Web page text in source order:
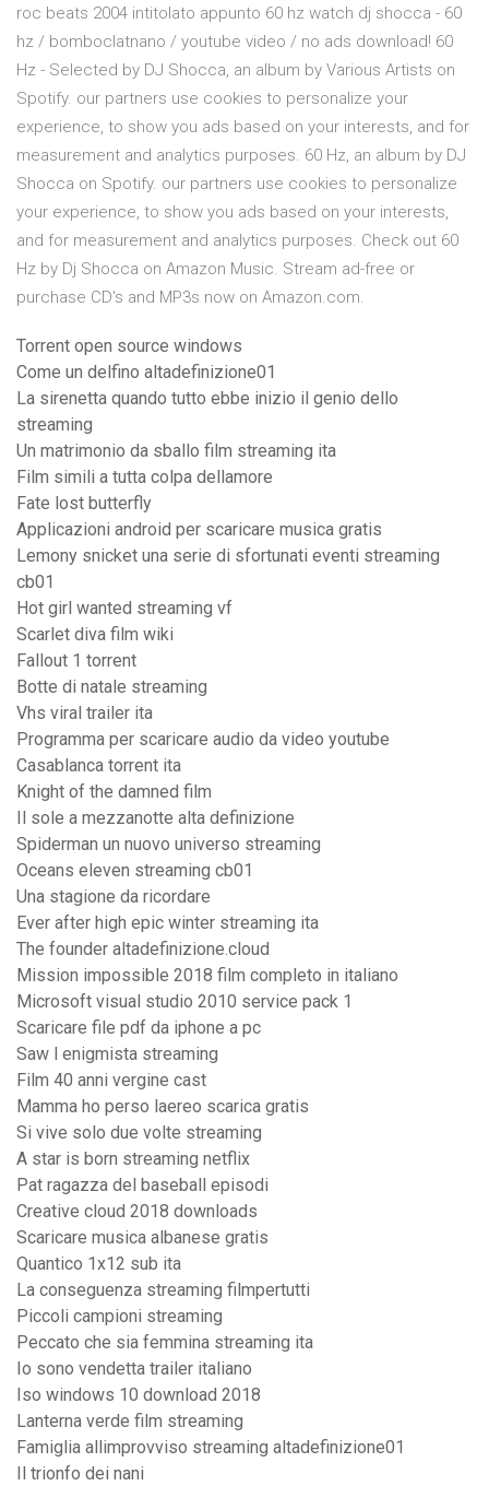
roc beats 2004 intitolato appunto 60 hz watch dj shocca - 60
hz / bomboclatnano / youtube video / no ads download! 60
Hz - Selected by DJ Shocca, an album by Various Artists on
Spotify. our partners use cookies to personalize your
experience, to show you ads based on your interests, and for
measurement and analytics purposes. 60 Hz, an album by DJ
Shocca on Spotify. our partners use cookies to personalize
your experience, to show you ads based on your interests,
and for measurement and analytics purposes. Check out 60
Hz by Dj Shocca on Amazon Music. Stream ad-free or
purchase CD's and MP3s now on Amazon.com.
Torrent open source windows
Come un delfino altadefinizione01
La sirenetta quando tutto ebbe inizio il genio dello
streaming
Un matrimonio da sballo film streaming ita
Film simili a tutta colpa dellamore
Fate lost butterfly
Applicazioni android per scaricare musica gratis
Lemony snicket una serie di sfortunati eventi streaming
cb01
Hot girl wanted streaming vf
Scarlet diva film wiki
Fallout 1 torrent
Botte di natale streaming
Vhs viral trailer ita
Programma per scaricare audio da video youtube
Casablanca torrent ita
Knight of the damned film
Il sole a mezzanotte alta definizione
Spiderman un nuovo universo streaming
Oceans eleven streaming cb01
Una stagione da ricordare
Ever after high epic winter streaming ita
The founder altadefinizione.cloud
Mission impossible 2018 film completo in italiano
Microsoft visual studio 2010 service pack 1
Scaricare file pdf da iphone a pc
Saw l enigmista streaming
Film 40 anni vergine cast
Mamma ho perso laereo scarica gratis
Si vive solo due volte streaming
A star is born streaming netflix
Pat ragazza del baseball episodi
Creative cloud 2018 downloads
Scaricare musica albanese gratis
Quantico 1x12 sub ita
La conseguenza streaming filmpertutti
Piccoli campioni streaming
Peccato che sia femmina streaming ita
Io sono vendetta trailer italiano
Iso windows 10 download 2018
Lanterna verde film streaming
Famiglia allimprovviso streaming altadefinizione01
Il trionfo dei nani